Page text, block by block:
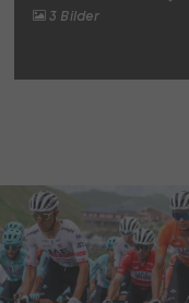
3 Bilder